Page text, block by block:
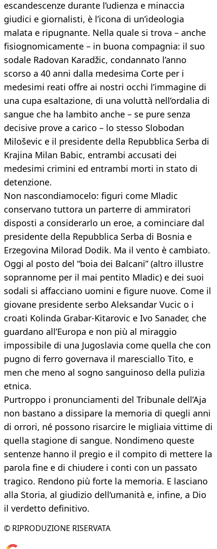
escandescenze durante l’udienza e minaccia
giudici e giornalisti, è l’icona di un’ideologia
malata e ripugnante. Nella quale si trova – anche
fisiognomicamente – in buona compagnia: il suo
sodale Radovan Karadžic, condannato l’anno
scorso a 40 anni dalla medesima Corte per i
medesimi reati offre ai nostri occhi l’immagine di
una cupa esaltazione, di una voluttà nell’ordalia di
sangue che ha lambito anche – se pure senza
decisive prove a carico – lo stesso Slobodan
Miloševic e il presidente della Repubblica Serba di
Krajina Milan Babic, entrambi accusati dei
medesimi crimini ed entrambi morti in stato di
detenzione.
Non nascondiamocelo: figuri come Mladic
conservano tuttora un parterre di ammiratori
disposti a considerarlo un eroe, a cominciare dal
presidente della Repubblica Serba di Bosnia e
Erzegovina Milorad Dodik. Ma il vento è cambiato.
Oggi al posto del “boia dei Balcani” (altro illustre
soprannome per il mai pentito Mladic) e dei suoi
sodali si affacciano uomini e figure nuove. Come il
giovane presidente serbo Aleksandar Vucic o i
croati Kolinda Grabar-Kitarovic e Ivo Sanader, che
guardano all’Europa e non più al miraggio
impossibile di una Jugoslavia come quella che con
pugno di ferro governava il maresciallo Tito, e
men che meno al sogno sanguinoso della pulizia
etnica.
Purtroppo i pronunciamenti del Tribunale dell’Aja
non bastano a dissipare la memoria di quegli anni
di orrori, né possono risarcire le migliaia vittime di
quella stagione di sangue. Nondimeno queste
sentenze hanno il pregio e il compito di mettere la
parola fine e di chiudere i conti con un passato
tragico. Rendono più forte la memoria. E lasciano
alla Storia, al giudizio dell’umanità e, infine, a Dio
il verdetto definitivo.
© RIPRODUZIONE RISERVATA